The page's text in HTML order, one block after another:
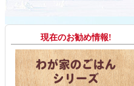
現在のお勧め情報!